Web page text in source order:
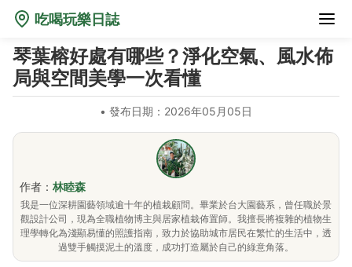
吃喝玩樂日誌
琴葉榕好處有哪些？淨化空氣、風水佈
局與空間美學一次看懂
• 發布日期：2026年05月05日
作者： 林睦森
我是一位深耕園藝領域逾十年的植栽顧問。畢業於台大園藝系，曾任職於景
觀設計公司，現為全職植物博主與居家植栽佈置師。我擅長將複雜的植物生
理學轉化為淺顯易懂的照護指南，致力於協助城市居民在繁忙的生活中，透
過雙手觸摸泥土的溫度，成功打造屬於自己的綠意角落。